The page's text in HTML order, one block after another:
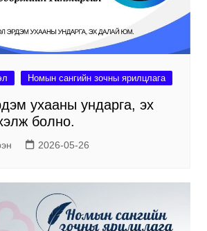
Номын сангийн зочны ярилцлага
ухааны ундарга, эх
болно.
2026-05-26